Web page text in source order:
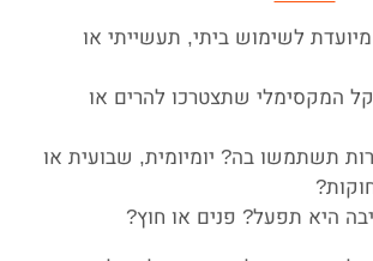
לשימוש ביתי, תעשייתי או
המקסימלי שתצטרכו להרים או
תשתמשו בה? יומיומית, שבועית או
היא תפעל? פנים או חוץ?